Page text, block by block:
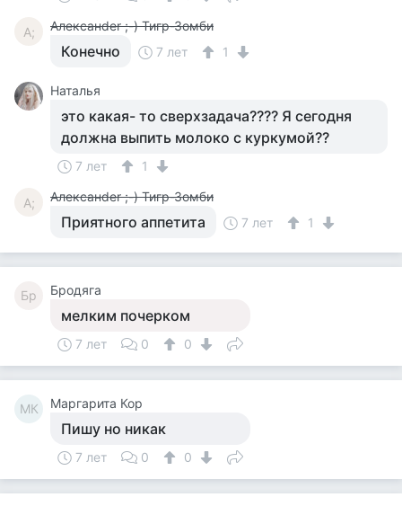
А; Алексанder ;-) Тигр-Зомби
Конечно 7 лет 1
Наталья
это какая- то сверхзадача???? Я сегодня
должна выпить молоко с куркумой??
7 лет 1
А; Алексанder ;-) Тигр-Зомби
Приятного аппетита 7 лет 1
Бр Бродяга
мелким почерком
7 лет 0 0
МК Маргарита Кор
Пишу но никак
7 лет 0 0